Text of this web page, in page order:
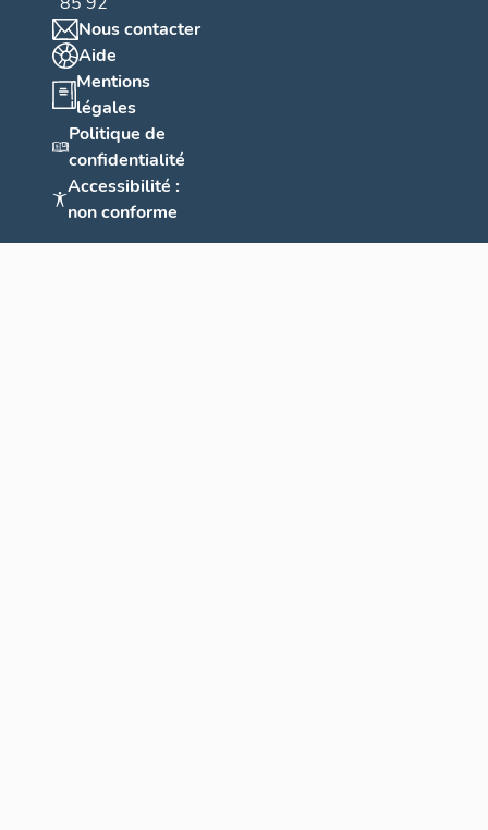
Nous contacter
Aide
Mentions
légales
Politique de
confidentialité
Accessibilité :
non conforme